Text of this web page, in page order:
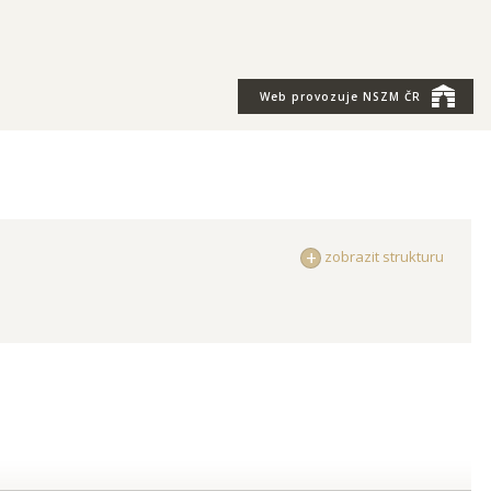
Web provozuje NSZM ČR
zobrazit strukturu